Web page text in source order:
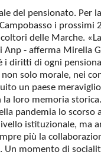
del pensionato. Per la
i prossimi
delle Marche.
Anp - afferma Mirella
i diritti di ogni
solo morale, nei
un paese
loro memoria
pandemia lo scorso
istituzionale, ma
più la
Un momento di